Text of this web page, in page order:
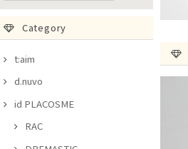
Category
t:aim
d.nuvo
id PLACOSME
RAC